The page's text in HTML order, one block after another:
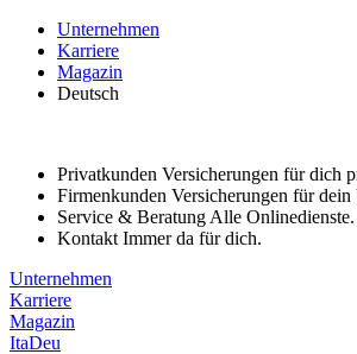
beachten
Diese
Website
Unternehmen
Karriere
Magazin
Deutsch
Privatkunden Versicherungen für dich
Firmenkunden Versicherungen für dein
Service & Beratung Alle Onlinedienste.
Kontakt Immer da für dich.
Unternehmen
Karriere
Magazin
ItaDeu